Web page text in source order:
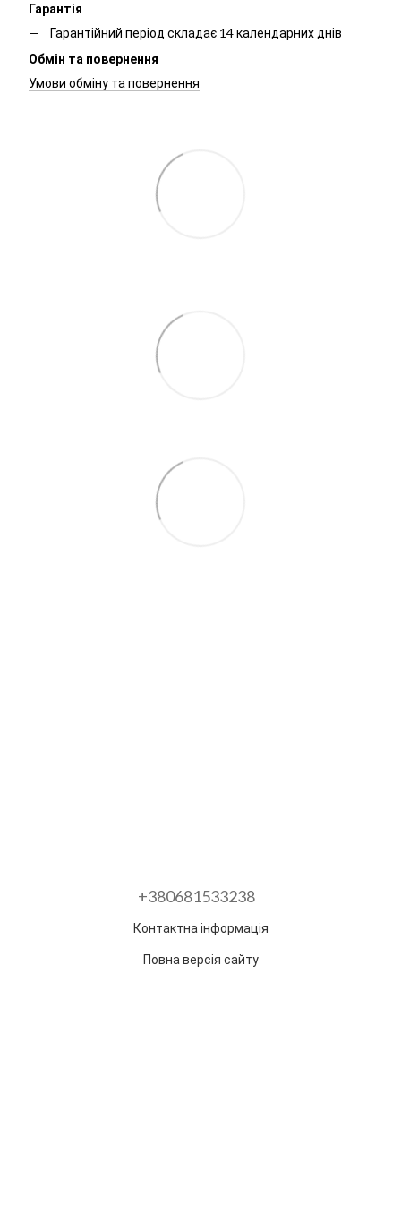
Гарантія
Гарантійний період складає 14 календарних днів
Обмін та повернення
Умови обміну та повернення
+380681533238
Контактна інформація
Повна версія сайту